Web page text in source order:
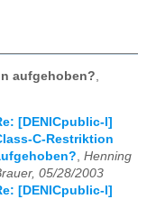
aufgehoben?
[DENICpublic-l]
C-Restriktion
, Henning
05/28/2003
[DENICpublic-l]